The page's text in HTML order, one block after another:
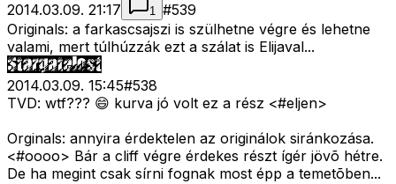
2014.03.09. 21:17 1 #539
Originals: a farkascsajszi is szülhetne végre és lehetne
valami, mert túlhúzzák ezt a szálat is Elijaval...
2014.03.09. 15:45#538
TVD: wtf??? 😄 kurva jó volt ez a rész <#eljen>
Orginals: annyira érdektelen az originálok siránkozása.
<#oooo> Bár a cliff végre érdekes részt ígér jövõ hétre.
De ha megint csak sírni fognak most épp a temetõben...